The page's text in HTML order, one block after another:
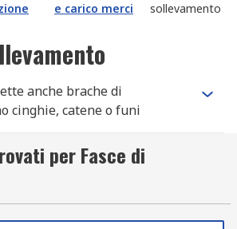
e carico merci
sollevamento
anche brache di
cinghie, catene o funi
ad esempio una gru o
e la manovra in
oggetti di forma pesante o
per Fasce di